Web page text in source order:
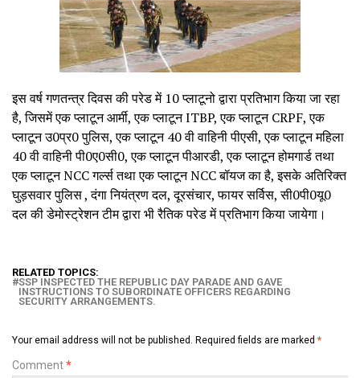
इस वर्ष गणतन्त्र दिवस की परेड में 10 प्लाटूनो द्वारा प्रतिभाग किया जा रहा
है, जिसमें एक प्लाटून आर्मी, एक प्लाटून ITBP, एक प्लाटून CRPF, एक
प्लाटून उ0प्र0 पुलिस, एक प्लाटून 40 वी वाहिनी पीएसी, एक प्लाटून महिला
40 वी वाहिनी पी0ए0सी0, एक प्लाटून पीआरडी, एक प्लाटून होमगार्ड तथा
एक प्लाटून NCC गर्ल्स तथा एक प्लाटून NCC बॉयज का है, इसके अतिरिक्त
घुड़सवार पुलिस , दंगा नियंत्रण दल, दूरसंचार, फायर सर्विस, सी0पी0यू0
दल की डेमोस्ट्रेशन टीम द्वारा भी रैतिक परेड में प्रतिभाग किया जायेगा।
RELATED TOPICS:
SSP INSPECTED THE REPUBLIC DAY PARADE AND GAVE
INSTRUCTIONS TO SUBORDINATE OFFICERS REGARDING
SECURITY ARRANGEMENTS.
Your email address will not be published. Required fields are marked *
Comment*